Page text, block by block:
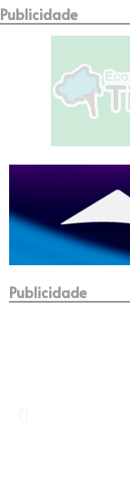
Publicidade
Publicidade